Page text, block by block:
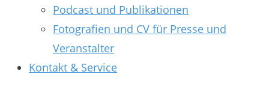
Podcast und Publikationen
Fotografien und CV für Presse und
Veranstalter
Kontakt & Service